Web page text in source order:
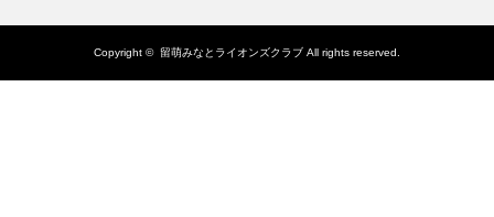
Copyright © 留萌みなとライオンズクラブ All rights reserved.